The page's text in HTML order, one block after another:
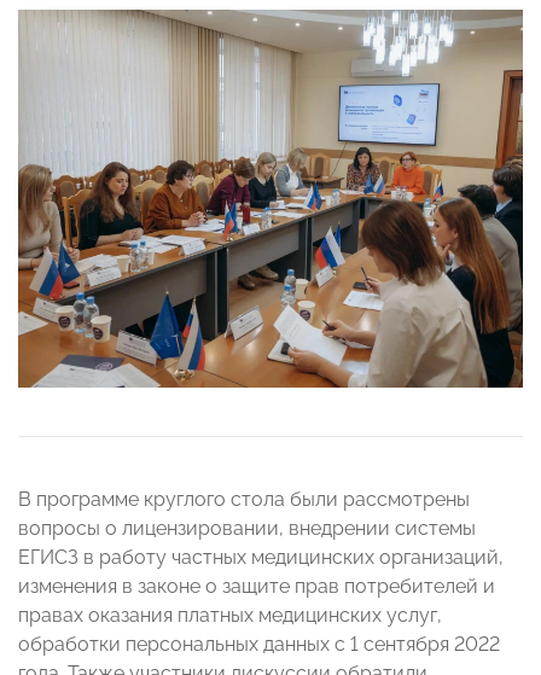
В программе круглого стола были рассмотрены
вопросы о лицензировании, внедрении системы
ЕГИСЗ в работу частных медицинских организаций,
изменения в законе о защите прав потребителей и
правах оказания платных медицинских услуг,
обработки персональных данных с 1 сентября 2022